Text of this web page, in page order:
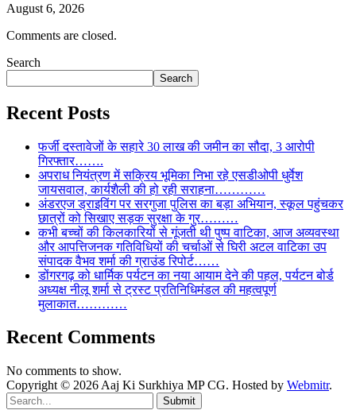
August 6, 2026
Comments are closed.
Search
Search
Recent Posts
फर्जी दस्तावेजों के सहारे 30 लाख की जमीन का सौदा, 3 आरोपी
गिरफ्तार…….
अपराध नियंत्रण में सक्रिय भूमिका निभा रहे एसडीओपी धुर्वेश
जायसवाल, कार्यशैली की हो रही सराहना…………
अंडरएज ड्राइविंग पर सरगुजा पुलिस का बड़ा अभियान, स्कूल पहुंचकर
छात्रों को सिखाए सड़क सुरक्षा के गुर………
कभी बच्चों की किलकारियों से गूंजती थी पुष्प वाटिका, आज अव्यवस्था
और आपत्तिजनक गतिविधियों की चर्चाओं से घिरी अटल वाटिका उप
संपादक वैभव शर्मा की ग्राउंड रिपोर्ट……
डोंगरगढ़ को धार्मिक पर्यटन का नया आयाम देने की पहल, पर्यटन बोर्ड
अध्यक्ष नीलू शर्मा से ट्रस्ट प्रतिनिधिमंडल की महत्वपूर्ण
मुलाकात…………
Recent Comments
No comments to show.
Copyright © 2026 Aaj Ki Surkhiya MP CG. Hosted by Webmitr.
Submit